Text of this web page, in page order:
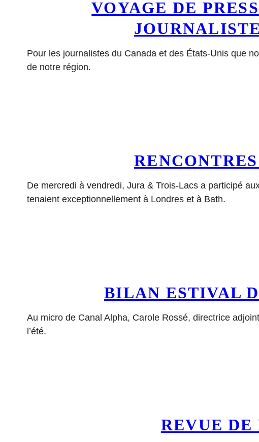
VOYAGE DE
Pour les journalistes du Canada et des États-Unis que
de notre région.
De mercredi à vendredi, Jura & Trois-Lacs a participé
tenaient exceptionnellement à Londres et à Bath.
BILAN ESTIVAL
Au micro de Canal Alpha, Carole Rossé, directrice
l’été.
REVUE DE